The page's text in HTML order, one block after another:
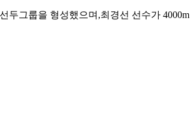
그룹을 형성했으며,최경선 선수가